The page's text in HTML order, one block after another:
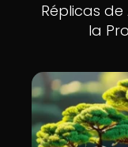
Réplicas
la